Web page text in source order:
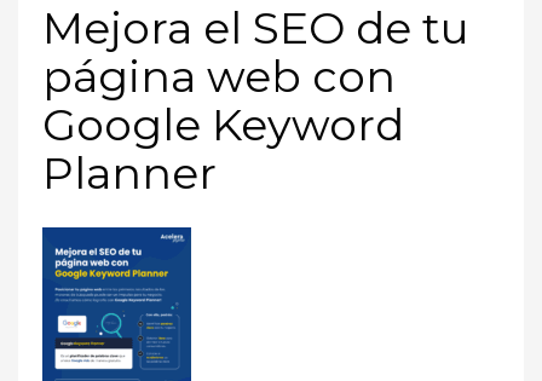
Mejora el SEO de tu
página web con
Google Keyword
Planner